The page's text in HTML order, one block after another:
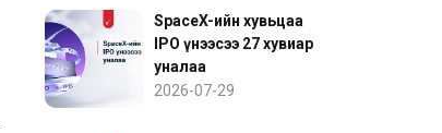
SpaceX-ийн хувьцаа
IPO үнээсээ 27 хувиар
уналаа
2026-07-29